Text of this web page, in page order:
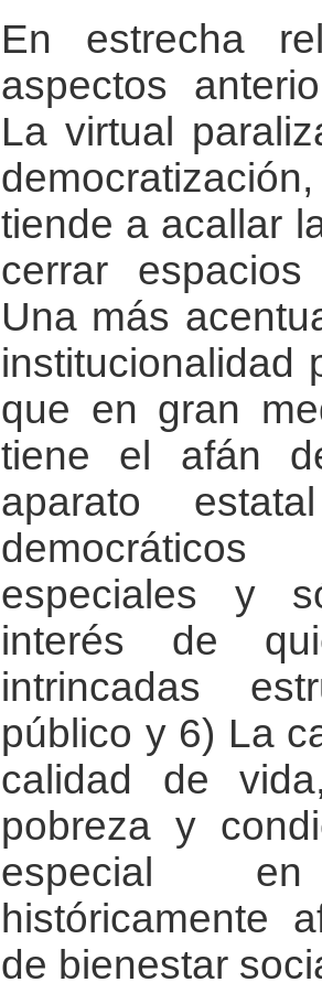
En estrecha
aspectos
La virtual
tiende a acallar
cerrar
Una más
institucionalidad
que en gran
tiene el afán
aparato
especiales y
interés de
intrincadas
público y 6) La
calidad de
pobreza y
especial
históricamente
de bienestar